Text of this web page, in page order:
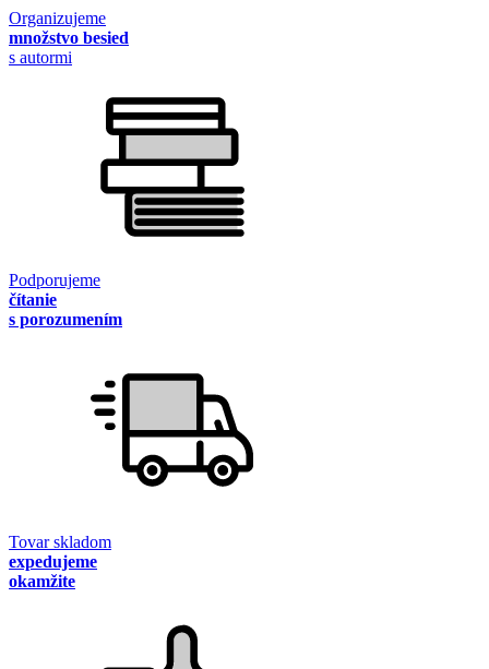
Organizujeme
množstvo besied
s autormi
Podporujeme
čítanie
s porozumením
Tovar skladom
expedujeme
okamžite